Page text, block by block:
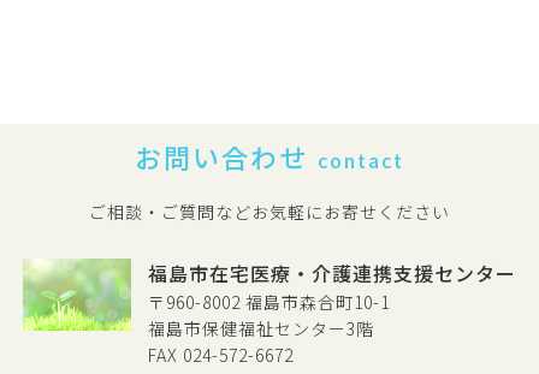
お問い合わせ contact
ご相談・ご質問などお気軽にお寄せください
福島市在宅医療・介護連携支援センター
〒960-8002 福島市森合町10-1
福島市保健福祉センター3階
FAX 024-572-6672